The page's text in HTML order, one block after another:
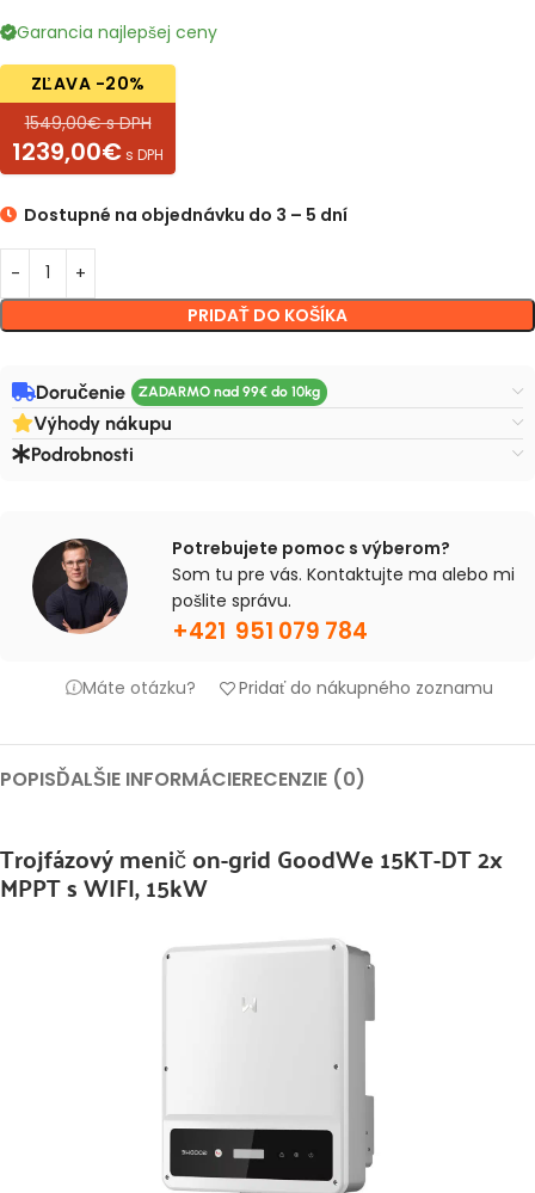
Garancia najlepšej ceny
ZĽAVA -20%
1549,00€ s DPH
1239,00€s DPH
Dostupné na objednávku do 3 – 5 dní
PRIDAŤ DO KOŠÍKA
Doručenie
Výhody nákupu
Podrobnosti
Potrebujete pomoc s výberom?
Som tu pre vás. Kontaktujte ma alebo mi
pošlite správu.
+421 951 079 784
Máte otázku? Pridať do nákupného zoznamu
POPISĎALŠIE INFORMÁCIERECENZIE (0)
Trojfázový menič on-grid GoodWe 15KT-DT 2x
MPPT s WIFI, 15kW